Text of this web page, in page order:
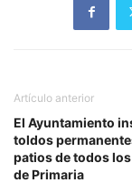
Artículo anterior
El Ayuntamiento
toldos
patios de todos
de Primaria